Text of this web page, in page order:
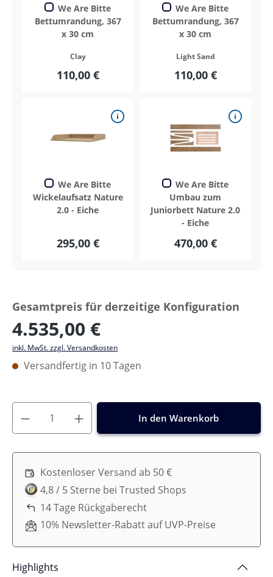
We Are Bitte
Bettumrandung, 367
x 30 cm
Clay
110,00 €
We Are Bitte
Bettumrandung, 367
x 30 cm
Light Sand
110,00 €
We Are Bitte
Wickelaufsatz Nature
2.0 - Eiche
295,00 €
We Are Bitte
Umbau zum
Juniorbett Nature 2.0
- Eiche
470,00 €
Gesamtpreis für derzeitige Konfiguration
4.535,00 €
inkl. MwSt. zzgl. Versandkosten
Versandfertig in 10 Tagen
In den Warenkorb
Kostenloser Versand ab 50 €
4,8 / 5 Sterne bei Trusted Shops
14 Tage Rückgaberecht
10% Newsletter-Rabatt auf UVP-Preise
Highlights